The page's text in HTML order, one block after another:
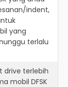
indent,
yang
terlalu
drive terlebih
mobil DFSK